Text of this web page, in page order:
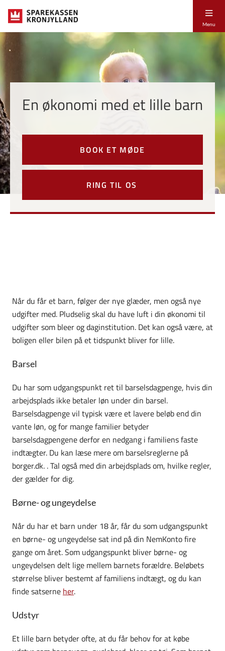
Menu
En økonomi med et lille barn
BOOK ET MØDE
RING TIL OS
Når du får et barn, følger der nye glæder, men også nye
udgifter med. Pludselig skal du have luft i din økonomi til
udgifter som bleer og daginstitution. Det kan også være, at
boligen eller bilen på et tidspunkt bliver for lille.
Barsel
Du har som udgangspunkt ret til barselsdagpenge, hvis din
arbejdsplads ikke betaler løn under din barsel.
Barselsdagpenge vil typisk være et lavere beløb end din
vante løn, og for mange familier betyder
barselsdagpengene derfor en nedgang i familiens faste
indtægter. Du kan læse mere om barselsreglerne på
borger.dk. . Tal også med din arbejdsplads om, hvilke regler,
der gælder for dig.
Børne- og ungeydelse
Når du har et barn under 18 år, får du som udgangspunkt
en børne- og ungeydelse sat ind på din NemKonto fire
gange om året. Som udgangspunkt bliver børne- og
ungeydelsen delt lige mellem barnets forældre. Beløbets
størrelse bliver bestemt af familiens indtægt, og du kan
finde satserne her.
Udstyr
Et lille barn betyder ofte, at du får behov for at købe